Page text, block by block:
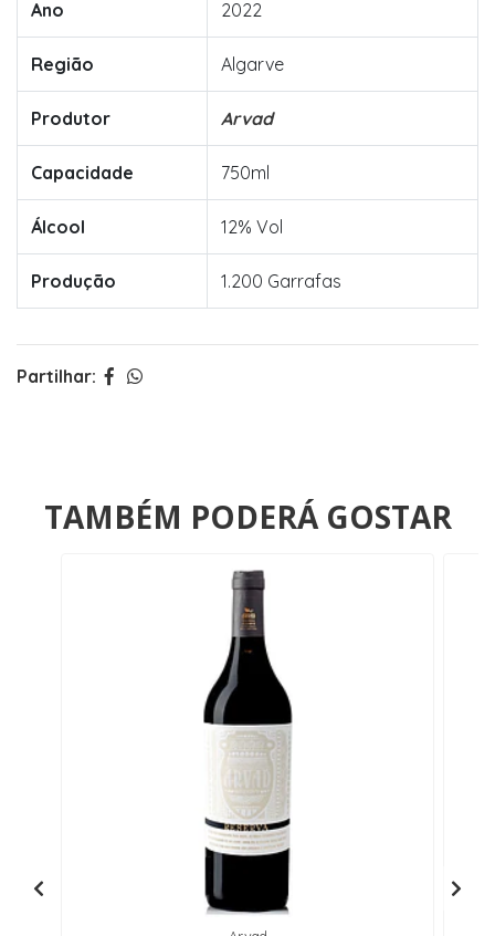
Ano 2022
Região Algarve
Produtor Arvad
Capacidade 750ml
Álcool 12% Vol
Produção 1.200 Garrafas
Partilhar:
TAMBÉM PODERÁ GOSTAR